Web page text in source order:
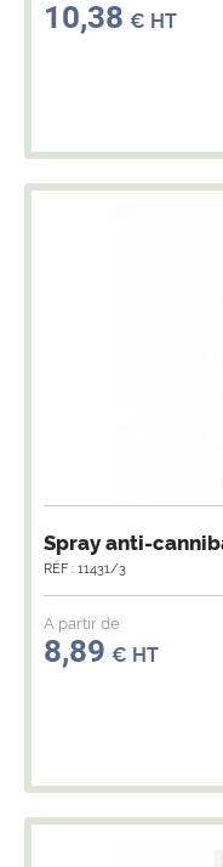
10,38 € HT
Spray anti-
RÉF : 11431/3
A partir de
8,89 € HT